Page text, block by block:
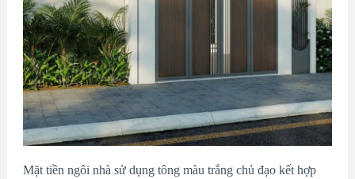
Mặt tiền ngôi nhà sử dụng tông màu trắng chủ đạo kết hợp